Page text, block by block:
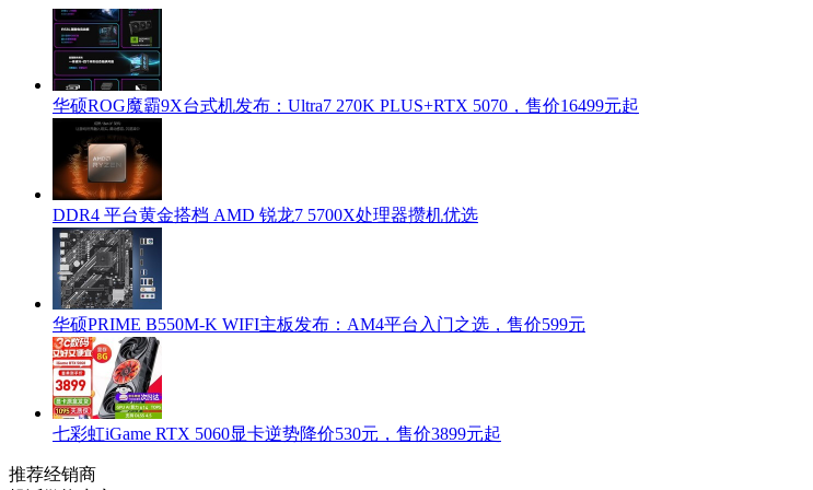
华硕ROG魔霸9X台式机发布：Ultra7 270K PLUS+RTX 5070，售价16499元起
DDR4 平台黄金搭档 AMD 锐龙7 5700X处理器攒机优选
华硕PRIME B550M-K WIFI主板发布：AM4平台入门之选，售价599元
七彩虹iGame RTX 5060显卡逆势降价530元，售价3899元起
推荐经销商